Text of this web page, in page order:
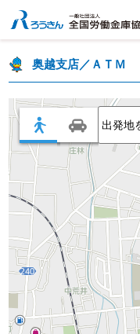
奥越支店／ＡＴＭ